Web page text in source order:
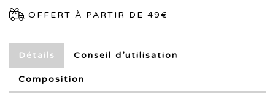
OFFERT À PARTIR DE 49€
Détails Conseil d’utilisation
Composition